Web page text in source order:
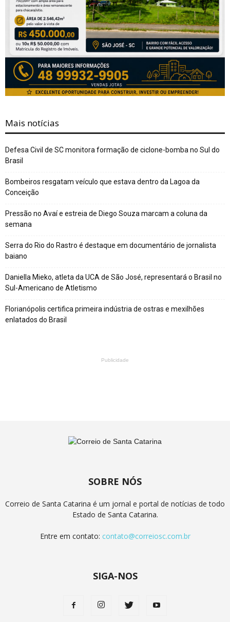
Mais notícias
Defesa Civil de SC monitora formação de ciclone-bomba no Sul do
Brasil
Bombeiros resgatam veículo que estava dentro da Lagoa da
Conceição
Pressão no Avaí e estreia de Diego Souza marcam a coluna da
semana
Serra do Rio do Rastro é destaque em documentário de jornalista
baiano
Daniella Mieko, atleta da UCA de São José, representará o Brasil no
Sul-Americano de Atletismo
Florianópolis certifica primeira indústria de ostras e mexilhões
enlatados do Brasil
Publicidade
SOBRE NÓS
Correio de Santa Catarina é um jornal e portal de notícias de todo
Estado de Santa Catarina.
Entre em contato: contato@correiosc.com.br
SIGA-NOS